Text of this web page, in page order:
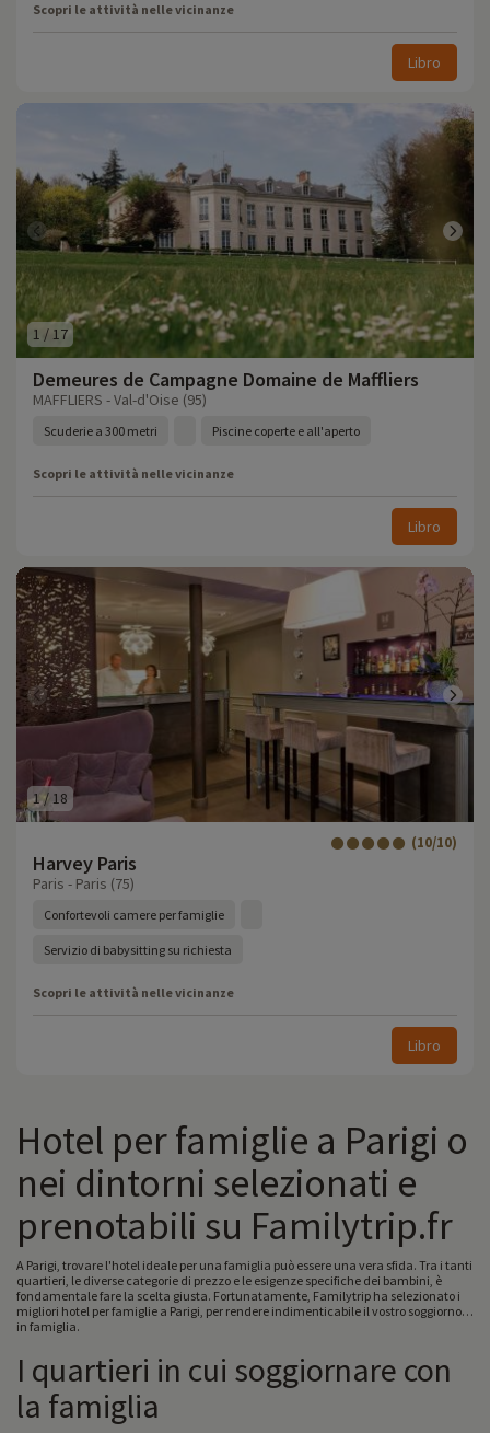
Scopri le attività nelle vicinanze
Libro
1 /17
Demeures de Campagne Domaine de Maffliers
MAFFLIERS - Val-d'Oise (95)
Scuderie a 300 metri Piscine coperte e all'aperto
Scopri le attività nelle vicinanze
Libro
1/ 18
Harvey Paris
(10/10)
Paris - Paris (75)
Confortevoli camere per famiglie
Servizio di babysitting su richiesta
Scopri le attività nelle vicinanze
Libro
Hotel per famiglie a Parigi o
nei dintorni selezionati e
prenotabili su Familytrip.fr
A Parigi, trovare l'hotel ideale per una famiglia può essere una vera sfida. Tra i tanti
quartieri, le diverse categorie di prezzo e le esigenze specifiche dei bambini, è
fondamentale fare la scelta giusta. Fortunatamente, Familytrip ha selezionato i
migliori hotel per famiglie a Parigi, per rendere indimenticabile il vostro soggiorno
in famiglia.
I quartieri in cui soggiornare con
la famiglia